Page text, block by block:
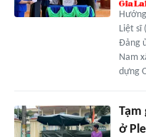
Liệt sĩ
Đảng
Nam
dựng
ở